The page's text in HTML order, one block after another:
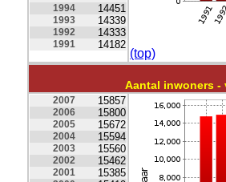
1994 14451
1993 14339
1992 14333
1991 14182
(top)
Aantal inwoners -
2007 15857
2006 15800
2005 15672
2004 15594
2003 15560
2002 15462
2001 15385